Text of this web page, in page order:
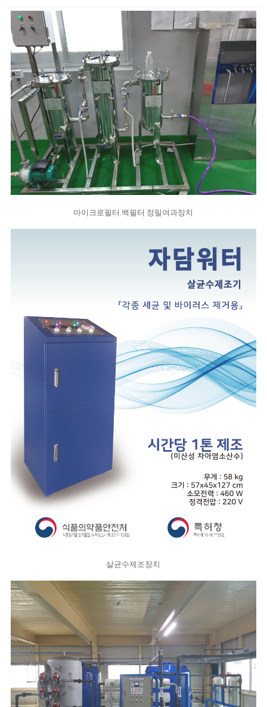
마이크로필터.백필터 정밀여과장치
살균수제조장치